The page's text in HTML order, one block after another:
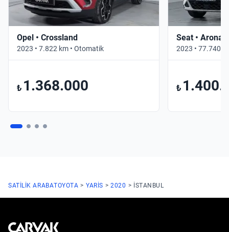
Opel • Crossland
2023 • 7.822 km • Otomatik
₺ 1.368.000
Seat • Arona
2023 • 77.740
₺
SATILIK ARABATOYOTA YARIS 2020 ISTANBUL
Kavak